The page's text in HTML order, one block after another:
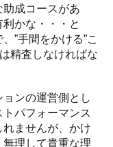
成コースがあ
かな・・・と
”手間をかける”こ
精査しなければな
ンの運営側とし
パフォーマンス
ませんが、かけ
理して貴重な理